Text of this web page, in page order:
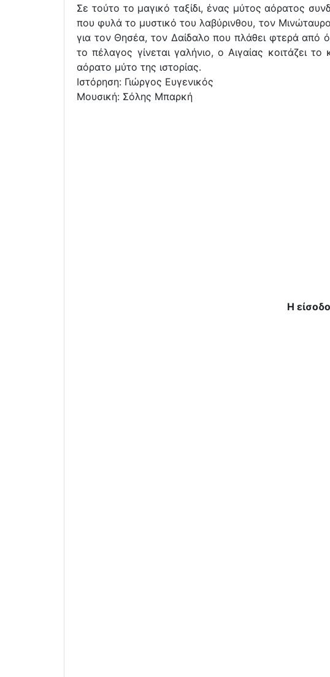
Σε τούτο το μαγικό ταξίδι, ένας μύτος αόρατος
που φυλά το μυστικό του λαβύρινθου, τον
για τον Θησέα, τον Δαίδαλο που πλάθει φτερά από
το πέλαγος γίνεται γαλήνιο, ο Αιγαίας κοιτάζει
αόρατο μύτο της ιστορίας.
Ιστόρηση: Γιώργος Ευγενικός
Μουσική: Σόλης Μπαρκή
Η